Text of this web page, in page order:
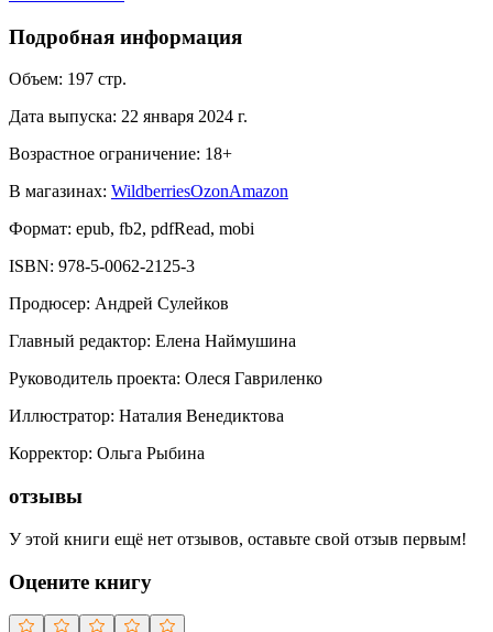
Подробная информация
Объем: 197 стр.
Дата выпуска: 22 января 2024 г.
Возрастное ограничение: 18+
В магазинах: WildberriesOzonAmazon
Формат: epub, fb2, pdfRead, mobi
ISBN: 978-5-0062-2125-3
Продюсер: Андрей Сулейков
Главный редактор: Елена Наймушина
Руководитель проекта: Олеся Гавриленко
Иллюстратор: Наталия Венедиктова
Корректор: Ольга Рыбина
отзывы
У этой книги ещё нет отзывов, оставьте свой отзыв первым!
Оцените книгу